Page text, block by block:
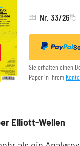
Nr. 33/26
Sie erhalten einen
Paper in Ihrem Konto
Elliott-Wellen